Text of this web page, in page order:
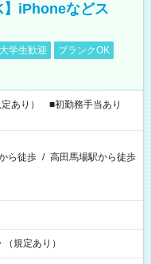
】iPhoneなどス
大学生歓迎
ブランクOK
あり） ■初勤務手当あり
ら徒歩 / 高田馬場駅から徒歩
規定あり）